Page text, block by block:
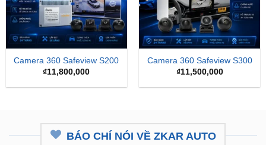
Camera 360 Safeview S200
₫11,800,000
Camera 360 Safeview S300
₫11,500,000
BÁO CHÍ NÓI VỀ ZKAR AUTO